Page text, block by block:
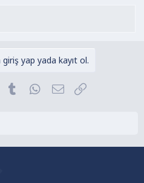
yap yada kayıt ol.
Pinterest
Tumblr WhatsApp
E-posta